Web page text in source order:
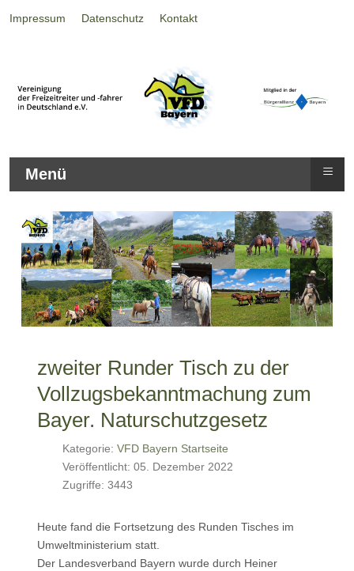
Impressum Datenschutz Kontakt
Menü ≡
zweiter Runder Tisch zu der
Vollzugsbekanntmachung zum
Bayer. Naturschutzgesetz
Kategorie: VFD Bayern Startseite
Veröffentlicht: 05. Dezember 2022
Zugriffe: 3443
Heute fand die Fortsetzung des Runden Tisches im
Umweltministerium statt.
Der Landesverband Bayern wurde durch Heiner